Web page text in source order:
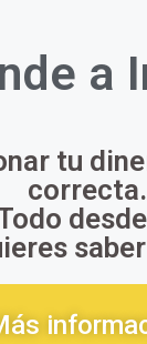
a
tu
correcta.